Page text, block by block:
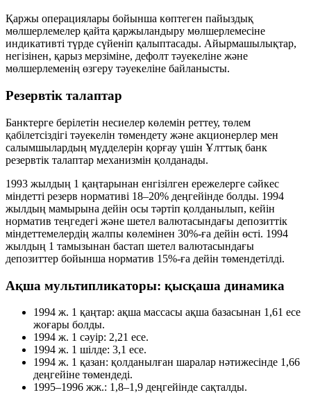
Қаржы операциялары бойынша көптеген пайыздық
мөлшерлемелер қайта қаржыландыру мөлшерлемесіне
индикативті түрде сүйеніп қалыптасады. Айырмашылықтар,
негізінен, қарыз мерзіміне, дефолт тәуекеліне және
мөлшерлеменің өзгеру тәуекеліне байланысты.
Резервтік талаптар
Банктерге берілетін несиелер көлемін реттеу, төлем
қабілетсіздігі тәуекелін төмендету және акционерлер мен
салымшылардың мүдделерін қорғау үшін Ұлттық банк
резервтік талаптар механизмін қолданады.
1993 жылдың 1 қаңтарынан енгізілген ережелерге сәйкес
міндетті резерв нормативі 18–20% деңгейінде болды. 1994
жылдың мамырына дейін осы тәртіп қолданылып, кейін
норматив теңгедегі және шетел валютасындағы депозиттік
міндеттемелердің жалпы көлемінен 30%-ға дейін өсті. 1994
жылдың 1 тамызынан бастап шетел валютасындағы
депозиттер бойынша норматив 15%-ға дейін төмендетілді.
Ақша мультипликаторы: қысқаша динамика
1994 ж. 1 қаңтар: ақша массасы ақша базасынан 1,61 есе
жоғары болды.
1994 ж. 1 сәуір: 2,21 есе.
1994 ж. 1 шілде: 3,1 есе.
1994 ж. 1 қазан: қолданылған шаралар нәтижесінде 1,66
деңгейіне төмендеді.
1995–1996 жж.: 1,8–1,9 деңгейінде сақталды.